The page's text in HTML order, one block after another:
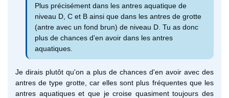
Plus précisément dans les antres aquatique de
niveau D, C et B ainsi que dans les antres de grotte
(antre avec un fond brun) de niveau D. Tu as donc
plus de chances d'en avoir dans les antres
aquatiques.
Je dirais plutôt qu'on a plus de chances d'en avoir avec des
antres de type grotte, car elles sont plus fréquentes que les
antres aquatiques et que je croise quasiment toujours des